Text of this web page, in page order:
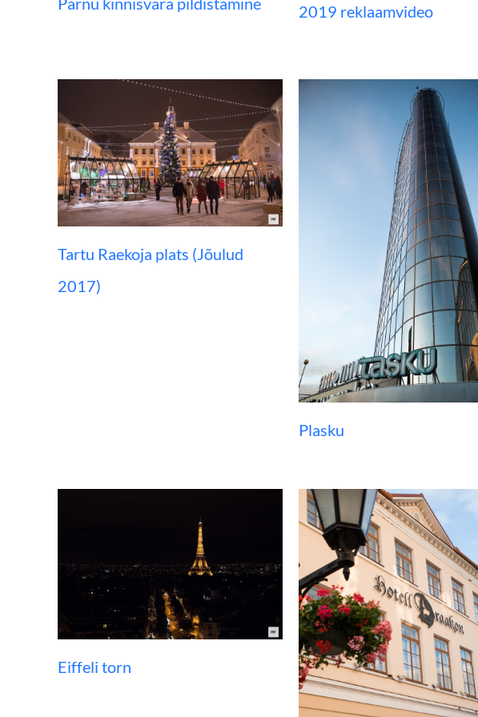
2019 reklaamvideo
Tartu Raekoja plats (Jõulud
2017)
Plasku
Eiffeli torn